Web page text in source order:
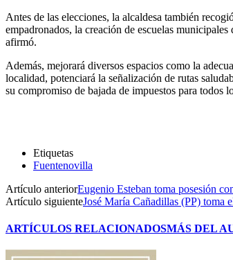
Antes de las elecciones, la alcaldesa también
empadronados, la creación de escuelas
afirmó.
Además, mejorará diversos espacios como la
localidad, potenciará la señalización de rutas
su compromiso de bajada de impuestos para todos
Etiquetas
Fuentenovilla
Artículo anteriorEugenio Esteban toma posesión
Artículo siguienteJosé María Cañadillas (PP) toma
ARTÍCULOS RELACIONADOSMÁS DEL